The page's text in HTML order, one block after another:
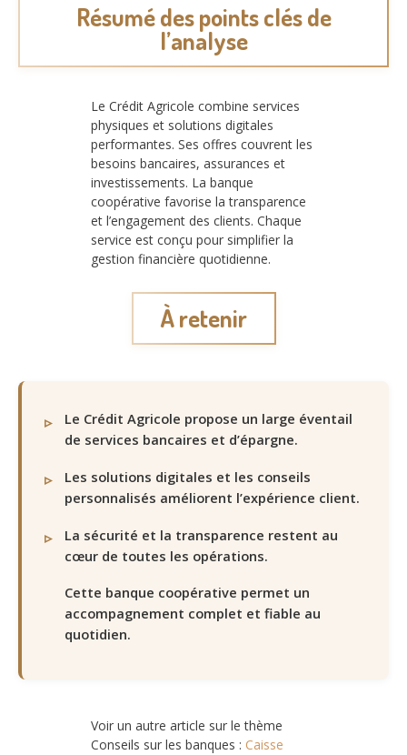
Résumé des points clés de
l’analyse
Le Crédit Agricole combine services
physiques et solutions digitales
performantes. Ses offres couvrent les
besoins bancaires, assurances et
investissements. La banque
coopérative favorise la transparence
et l’engagement des clients. Chaque
service est conçu pour simplifier la
gestion financière quotidienne.
À retenir
Le Crédit Agricole propose un large éventail
de services bancaires et d’épargne.
Les solutions digitales et les conseils
personnalisés améliorent l’expérience client.
La sécurité et la transparence restent au
cœur de toutes les opérations.
Cette banque coopérative permet un
accompagnement complet et fiable au
quotidien.
Voir un autre article sur le thème
Conseils sur les banques : Caisse